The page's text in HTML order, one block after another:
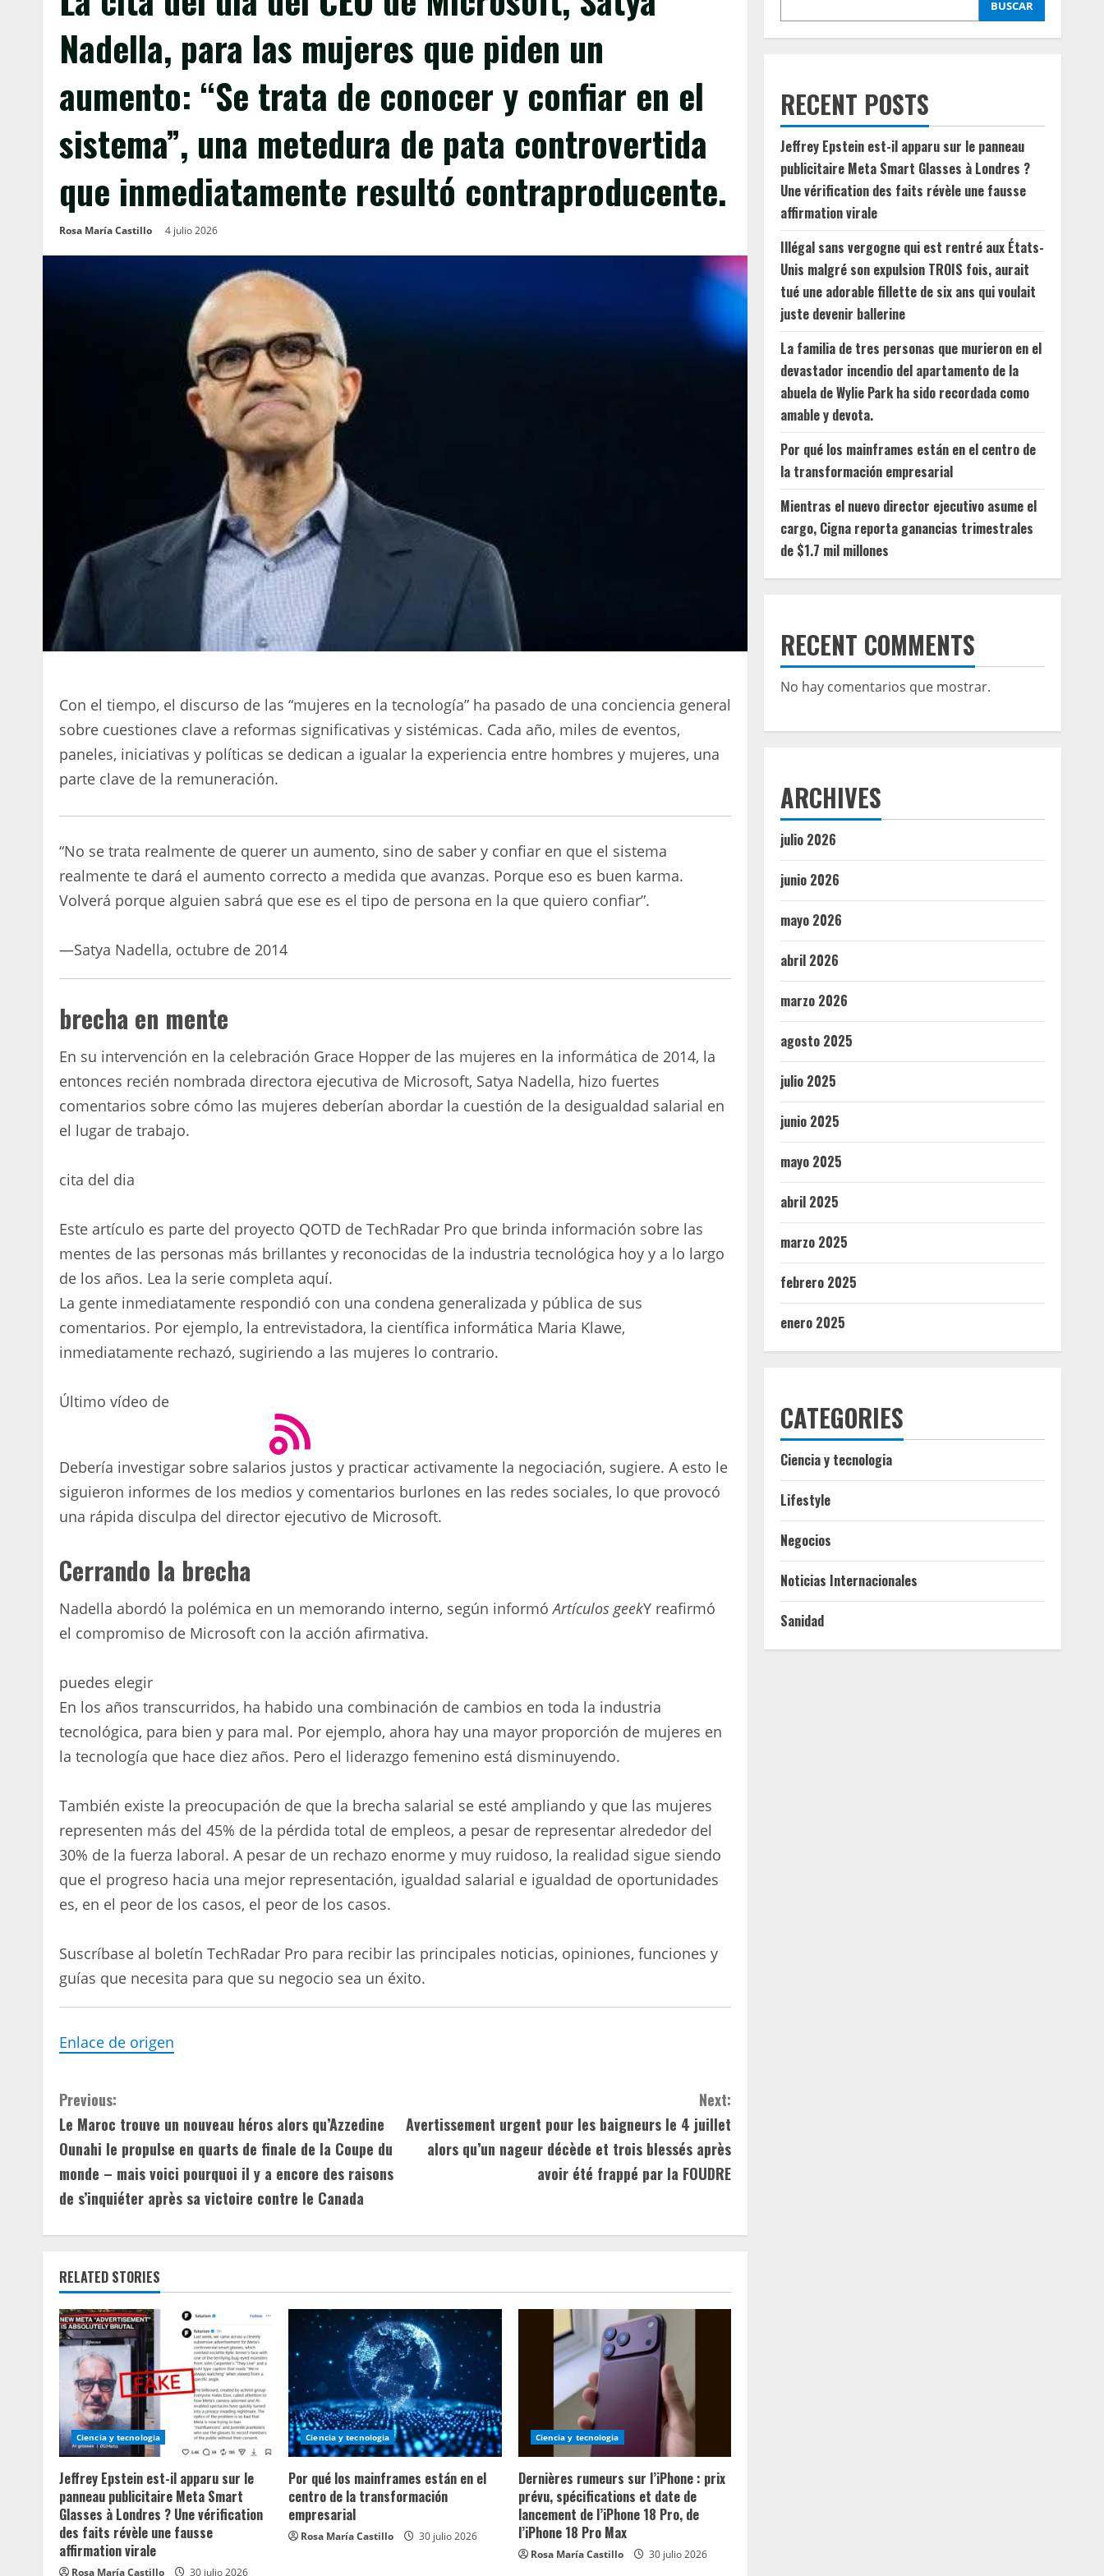
Nadella, para las mujeres que piden un
aumento: “Se trata de conocer y confiar en el
sistema”, una metedura de pata controvertida
que inmediatamente resultó contraproducente.
Rosa María Castillo 4 julio 2026
Con el tiempo, el discurso de las “mujeres en la tecnología” ha pasado de una conciencia general
sobre cuestiones clave a reformas significativas y sistémicas. Cada año, miles de eventos,
paneles, iniciativas y políticas se dedican a igualar la experiencia entre hombres y mujeres, una
parte clave de la remuneración.
“No se trata realmente de querer un aumento, sino de saber y confiar en que el sistema
realmente te dará el aumento correcto a medida que avanzas. Porque eso es buen karma.
Volverá porque alguien sabrá que ese es el tipo de persona en la que quiero confiar”.
—Satya Nadella, octubre de 2014
brecha en mente
En su intervención en la celebración Grace Hopper de las mujeres en la informática de 2014, la
entonces recién nombrada directora ejecutiva de Microsoft, Satya Nadella, hizo fuertes
comentarios sobre cómo las mujeres deberían abordar la cuestión de la desigualdad salarial en
el lugar de trabajo.
cita del dia
Este artículo es parte del proyecto QOTD de TechRadar Pro que brinda información sobre las
mentes de las personas más brillantes y reconocidas de la industria tecnológica hoy y a lo largo
de los años. Lea la serie completa aquí.
La gente inmediatamente respondió con una condena generalizada y pública de sus
comentarios. Por ejemplo, la entrevistadora, la científica informática Maria Klawe,
inmediatamente rechazó, sugiriendo a las mujeres lo contrario.
Último vídeo de
Debería investigar sobre salarios justos y practicar activamente la negociación, sugiere. A esto le
siguieron informes de los medios y comentarios burlones en las redes sociales, lo que provocó
una rápida disculpa del director ejecutivo de Microsoft.
Cerrando la brecha
Nadella abordó la polémica en un memorando interno, según informóArtículos geekY reafirmó
el compromiso de Microsoft con la acción afirmativa.
puedes elegir
En los años transcurridos, ha habido una combinación de cambios en toda la industria
tecnológica, para bien y para mal. Por ejemplo, ahora hay una mayor proporción de mujeres en
la tecnología que hace diez años. Pero el liderazgo femenino está disminuyendo.
También existe la preocupación de que la brecha salarial se esté ampliando y que las mujeres
representen más del 45% de la pérdida total de empleos, a pesar de representar alrededor del
30% de la fuerza laboral. A pesar de un rechazo enorme y muy ruidoso, la realidad sigue siendo
que el progreso hacia una mejor representación, igualdad salarial e igualdad de oportunidades
es, en el peor de los casos, el peor de los casos.
Suscríbase al boletín TechRadar Pro para recibir las principales noticias, opiniones, funciones y
guías que necesita para que su negocio sea un éxito.
Enlace de origen
C
o
n
t
i
n
u
e
R
e
a
d
i
n
Previous:
Le Maroc trouve un nouveau héros alors qu’Azzedine
Ounahi le propulse en quarts de finale de la Coupe du
monde – mais voici pourquoi il y a encore des raisons
de s’inquiéter après sa victoire contre le Canada
Next:
Avertissement urgent pour les baigneurs le 4 juillet
alors qu’un nageur décède et trois blessés après
avoir été frappé par la FOUDRE
RELATED STORIES
Ciencia y tecnologia
Jeffrey Epstein est-il apparu sur le
panneau publicitaire Meta Smart
Glasses à Londres ? Une vérification
des faits révèle une fausse
affirmation virale
Rosa María Castillo 30 julio 2026
Ciencia y tecnologia
Por qué los mainframes están en el
centro de la transformación
empresarial
Rosa María Castillo 30 julio 2026
Ciencia y tecnologia
Dernières rumeurs sur l’iPhone : prix
prévu, spécifications et date de
lancement de l’iPhone 18 Pro, de
l’iPhone 18 Pro Max
Rosa María Castillo 30 julio 2026
BUSCAR
RECENT POSTS
Jeffrey Epstein est-il apparu sur le panneau
publicitaire Meta Smart Glasses à Londres ?
Une vérification des faits révèle une fausse
affirmation virale
Illégal sans vergogne qui est rentré aux États-
Unis malgré son expulsion TROIS fois, aurait
tué une adorable fillette de six ans qui voulait
juste devenir ballerine
La familia de tres personas que murieron en el
devastador incendio del apartamento de la
abuela de Wylie Park ha sido recordada como
amable y devota.
Por qué los mainframes están en el centro de
la transformación empresarial
Mientras el nuevo director ejecutivo asume el
cargo, Cigna reporta ganancias trimestrales
de $1.7 mil millones
RECENT COMMENTS
No hay comentarios que mostrar.
ARCHIVES
julio 2026
junio 2026
mayo 2026
abril 2026
marzo 2026
agosto 2025
julio 2025
junio 2025
mayo 2025
abril 2025
marzo 2025
febrero 2025
enero 2025
CATEGORIES
Ciencia y tecnologia
Lifestyle
Negocios
Noticias Internacionales
Sanidad